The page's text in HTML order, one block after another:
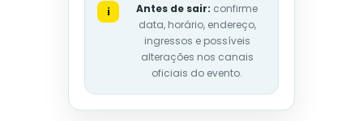
i Antes de sair: confirme
data, horário, endereço,
ingressos e possíveis
alterações nos canais
oficiais do evento.